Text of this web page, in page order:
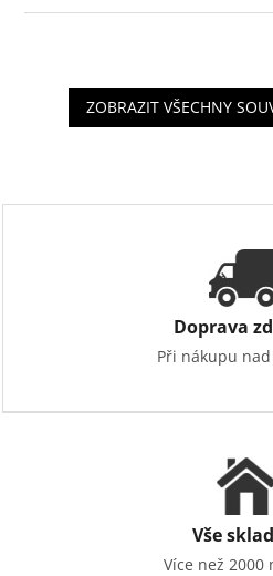
ZOBRAZIT VŠECHNY
Doprava
Při nákupu nad
Vše
Více než 2000